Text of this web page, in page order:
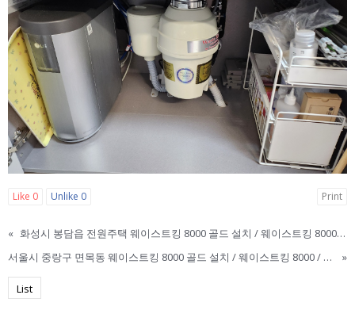
Like 0 Unlike 0 Print
«
화성시 봉담읍 전원주택 웨이스트킹 8000 골드 설치 / 웨이스트킹 8000 / 웨이스트킹 3300 / 웨이스트킹 골드 / WASTE KING / 웨이스트킹 한국 본사 직영점 / 웨이스트킹 신규 구매 설치 이전설치
서울시 중랑구 면목동 웨이스트킹 8000 골드 설치 / 웨이스트킹 8000 / 웨이스트킹 3300 / 웨이스트킹 골드 / WASTE KING / 웨이스트킹 한국 본사 직영점 / 웨이스트킹 신규 구매 설치 이전설치
»
List